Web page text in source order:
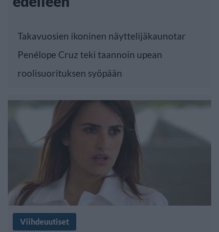
Takavuosien ikoninen näyttelijäkaunotar
Penélope Cruz teki taannoin upean
roolisuorituksen syöpään
Viihdeuutiset